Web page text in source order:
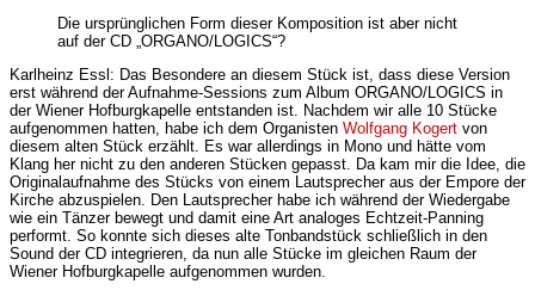
Die ursprünglichen Form dieser Komposition ist aber nicht
auf der CD „ORGANO/LOGICS“?
Karlheinz Essl: Das Besondere an diesem Stück ist, dass diese Version
erst während der Aufnahme-Sessions zum Album ORGANO/LOGICS in
der Wiener Hofburgkapelle entstanden ist. Nachdem wir alle 10 Stücke
aufgenommen hatten, habe ich dem Organisten Wolfgang Kogert von
diesem alten Stück erzählt. Es war allerdings in Mono und hätte vom
Klang her nicht zu den anderen Stücken gepasst. Da kam mir die Idee, die
Originalaufnahme des Stücks von einem Lautsprecher aus der Empore der
Kirche abzuspielen. Den Lautsprecher habe ich während der Wiedergabe
wie ein Tänzer bewegt und damit eine Art analoges Echtzeit-Panning
performt. So konnte sich dieses alte Tonbandstück schließlich in den
Sound der CD integrieren, da nun alle Stücke im gleichen Raum der
Wiener Hofburgkapelle aufgenommen wurden.